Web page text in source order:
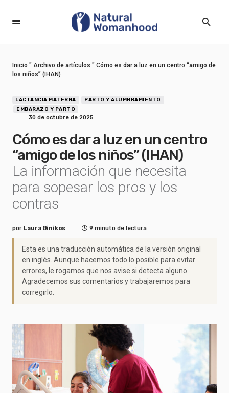
Inicio " Archivo de artículos " Cómo es dar a luz en un centro “amigo de
los niños” (IHAN)
LACTANCIA MATERNA
PARTO Y ALUMBRAMIENTO
EMBARAZO Y PARTO
30 de octubre de 2025
Cómo es dar a luz en un centro
“amigo de los niños” (IHAN)
La información que necesita
para sopesar los pros y los
contras
por Laura Ginikos 9 minuto de lectura
Esta es una traducción automática de la versión original
en inglés. Aunque hacemos todo lo posible para evitar
errores, le rogamos que nos avise si detecta alguno.
Agradecemos sus comentarios y trabajaremos para
corregirlo.